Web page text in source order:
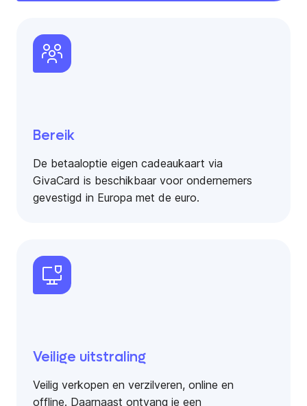
Bereik
De betaaloptie eigen cadeaukaart via
GivaCard is beschikbaar voor ondernemers
gevestigd in Europa met de euro.
Veilige uitstraling
Veilig verkopen en verzilveren, online en
offline. Daarnaast ontvang je een